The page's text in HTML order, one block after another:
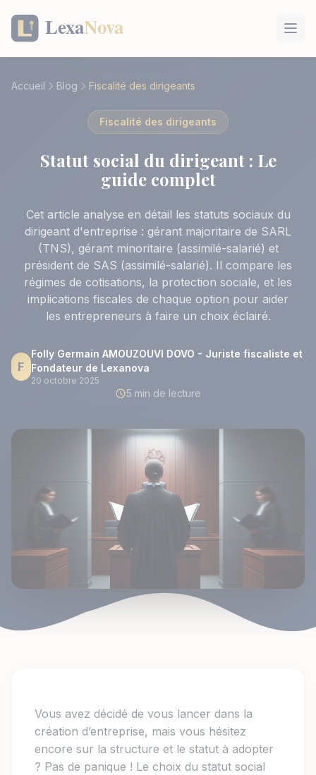
Accueil Blog Fiscalité des dirigeants
Fiscalité des dirigeants
Statut social du dirigeant : Le
guide complet
Cet article analyse en détail les statuts sociaux du
dirigeant d'entreprise : gérant majoritaire de SARL
(TNS), gérant minoritaire (assimilé-salarié) et
président de SAS (assimilé-salarié). Il compare les
régimes de cotisations, la protection sociale, et les
implications fiscales de chaque option pour aider
les entrepreneurs à faire un choix éclairé.
F
Folly Germain AMOUZOUVI DOVO - Juriste fiscaliste et
Fondateur de Lexanova
20 octobre 2025
5 min de lecture
Vous avez décidé de vous lancer dans la
création d’entreprise, mais vous hésitez
encore sur la structure et le statut à adopter
? Pas de panique ! Le choix du statut social